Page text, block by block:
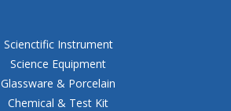
Scienctific Instrument
Science Equipment
Glassware & Porcelain
Chemical & Test Kit